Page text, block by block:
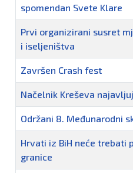
spomendan Svete Klare
Prvi organizirani susret
i iseljeništva
Završen Crash fest
Načelnik Kreševa
Održani 8. Međunarodni
Hrvati iz BiH neće trebati
granice